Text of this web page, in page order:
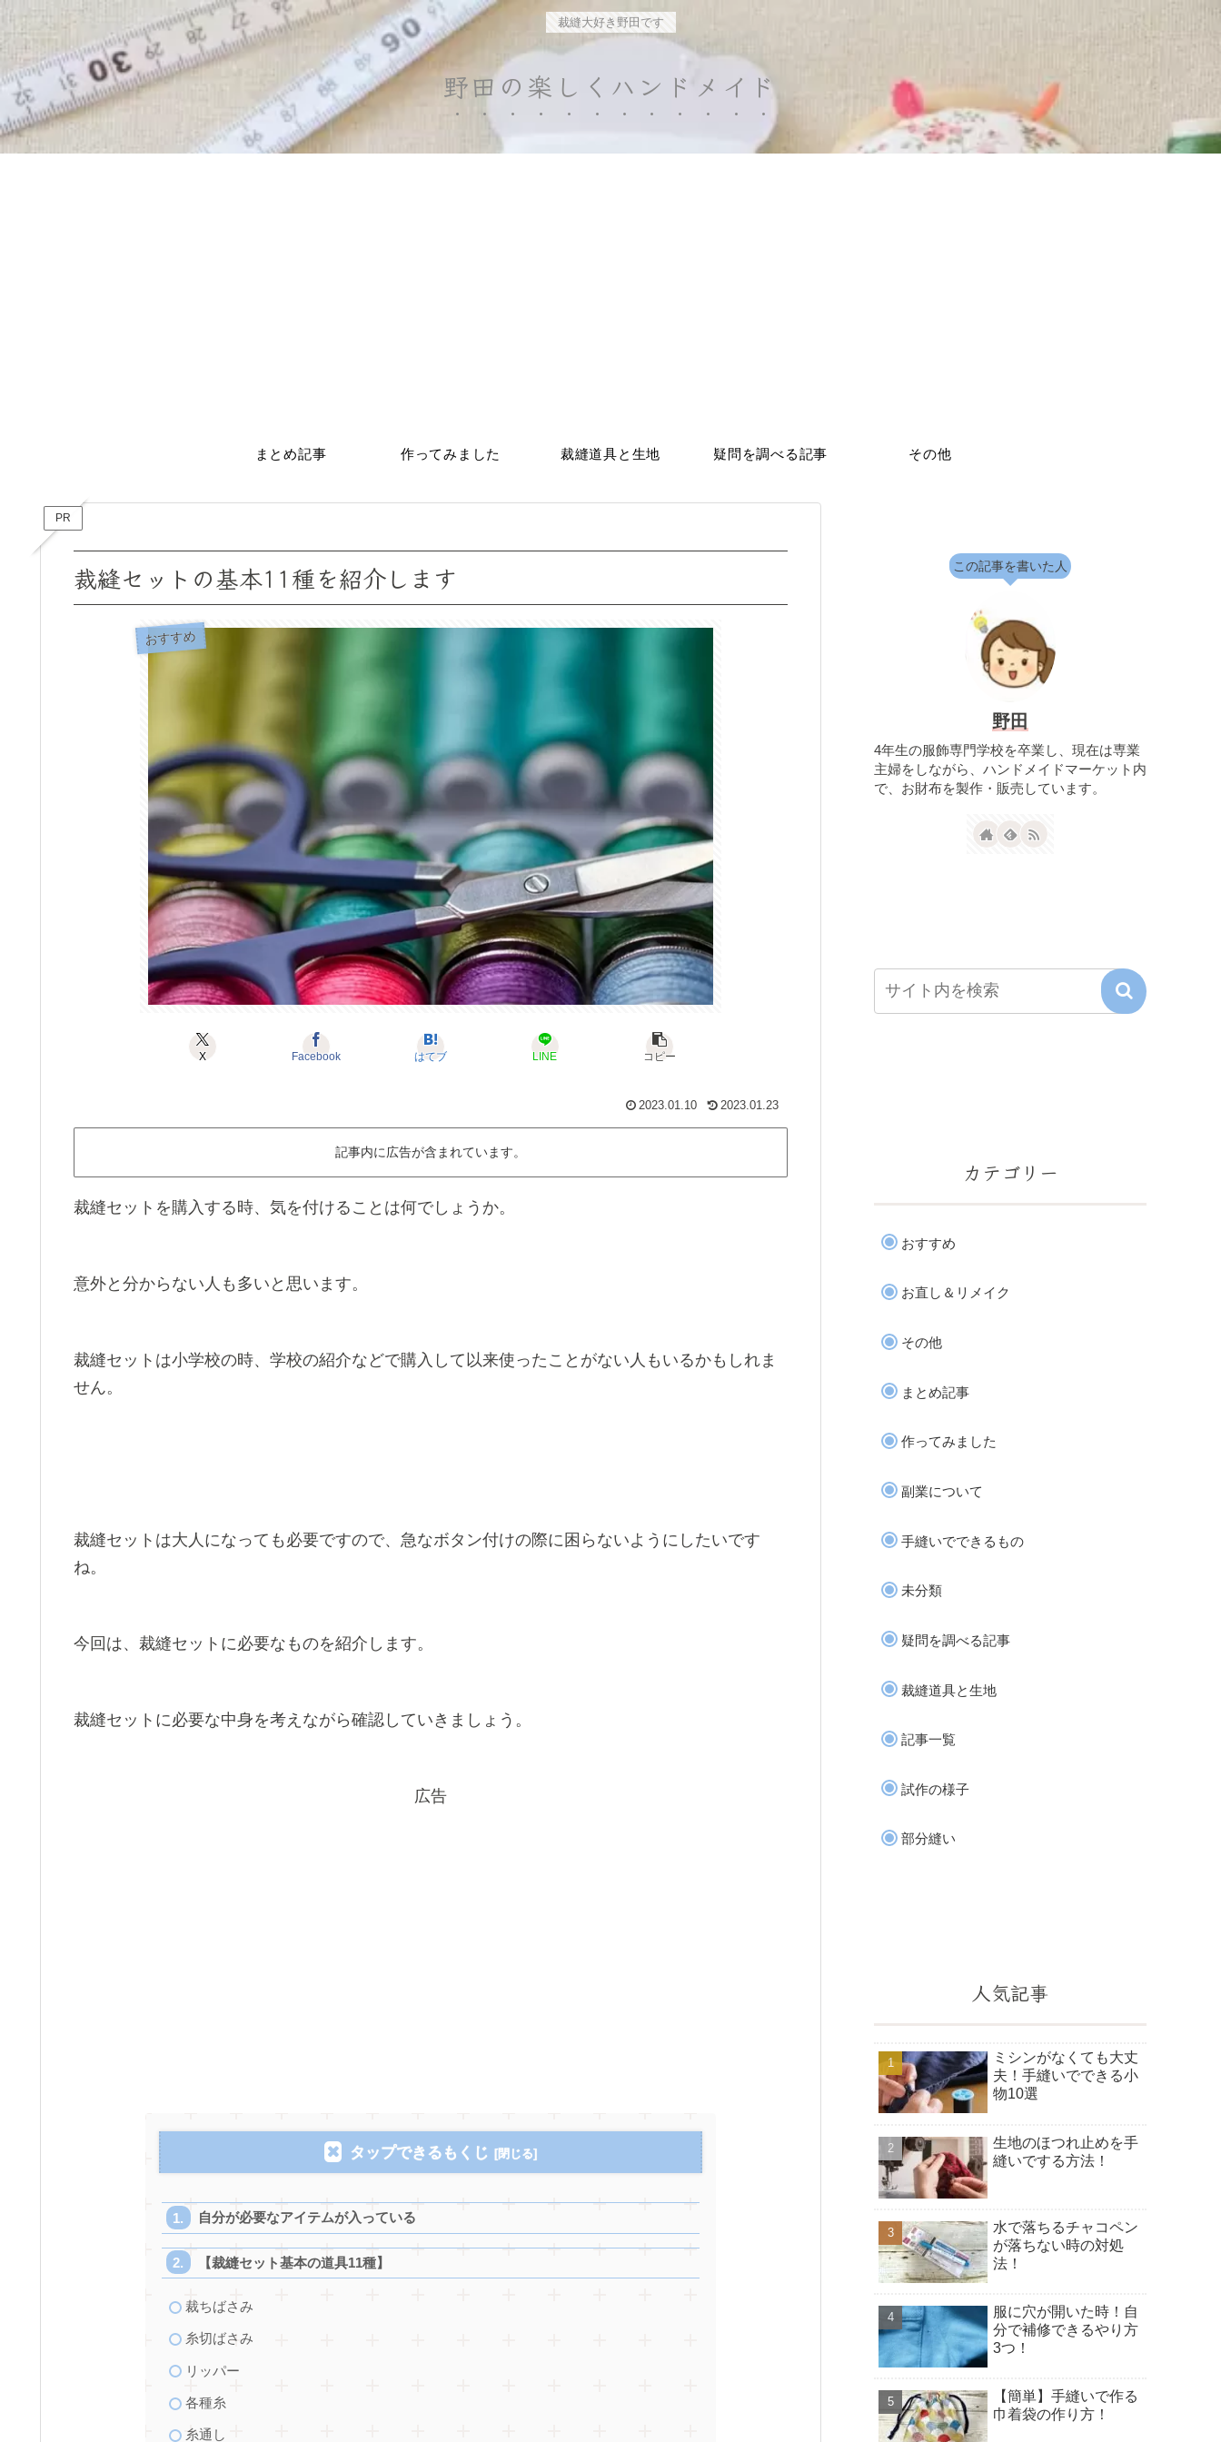
裁縫大好き野田です
野田の楽しくハンドメイド
まとめ記事 作ってみました 裁縫道具と生地 疑問を調べる記事 その他
PR
裁縫セットの基本11種を紹介します
おすすめ
X Facebook はてブ LINE コピー
2023.01.10 2023.01.23
記事内に広告が含まれています。
裁縫セットを購入する時、気を付けることは何でしょうか。
意外と分からない人も多いと思います。
裁縫セットは小学校の時、学校の紹介などで購入して以来使ったことがない人もいるかもしれま
せん。
裁縫セットは大人になっても必要ですので、急なボタン付けの際に困らないようにしたいです
ね。
今回は、裁縫セットに必要なものを紹介します。
裁縫セットに必要な中身を考えながら確認していきましょう。
広告
タップできるもくじ
自分が必要なアイテムが入っている
【裁縫セット基本の道具11種】
裁ちばさみ
糸切ばさみ
リッパー
各種糸
糸通し
この記事を書いた人
野田
4年生の服飾専門学校を卒業し、現在は専業
主婦をしながら、ハンドメイドマーケット内
で、お財布を製作・販売しています。
カテゴリー
おすすめ
お直し＆リメイク
その他
まとめ記事
作ってみました
副業について
手縫いでできるもの
未分類
疑問を調べる記事
裁縫道具と生地
記事一覧
試作の様子
部分縫い
人気記事
ミシンがなくても大丈
夫！手縫いでできる小
物10選
生地のほつれ止めを手
縫いでする方法！
水で落ちるチャコペン
が落ちない時の対処
法！
服に穴が開いた時！自
分で補修できるやり方
3つ！
【簡単】手縫いで作る
巾着袋の作り方！